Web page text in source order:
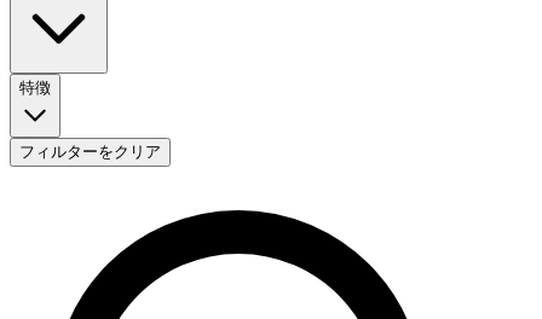
特徴
フィルターをクリア